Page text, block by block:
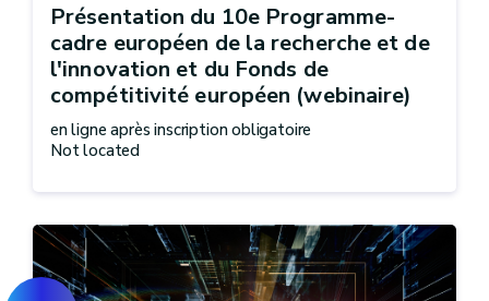
Présentation du 10e Programme-
cadre européen de la recherche et de
l'innovation et du Fonds de
compétitivité européen (webinaire)
en ligne après inscription obligatoire
Not located